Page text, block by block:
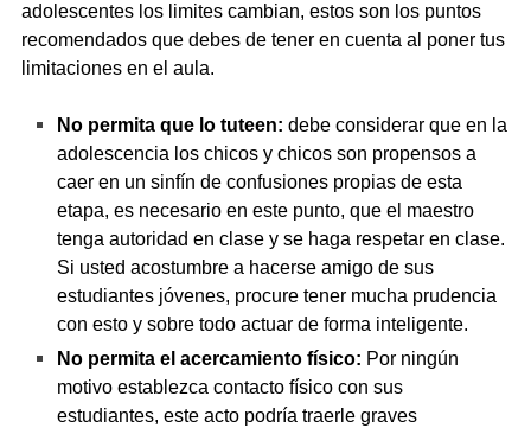
adolescentes los limites cambian, estos son los puntos
recomendados que debes de tener en cuenta al poner tus
limitaciones en el aula.
No permita que lo tuteen:debe considerar que en la
adolescencia los chicos y chicos son propensos a
caer en un sinfín de confusiones propias de esta
etapa, es necesario en este punto, que el maestro
tenga autoridad en clase y se haga respetar en clase.
Si usted acostumbre a hacerse amigo de sus
estudiantes jóvenes, procure tener mucha prudencia
con esto y sobre todo actuar de forma inteligente.
No permita el acercamiento físico: Por ningún
motivo establezca contacto físico con sus
estudiantes, este acto podría traerle graves